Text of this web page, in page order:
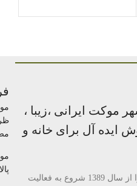
موکت ایرانی ،زیبا ،
ایده آل برای خانه و
شهر موکت ایرانی فعالیت خود را از سال 1389 شروع به فعالیت